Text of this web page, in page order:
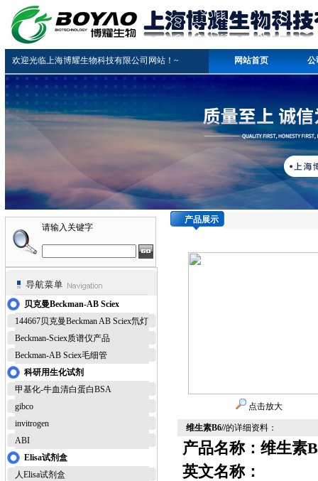
欢迎光临上海博耀生物科技有限公司网站！~ 网站首页 公
请输入关键字
贝克曼Beckman-AB Sciex
144667贝克曼Beckman AB Sciex氘灯
Beckman-Sciex质谱仪产品
Beckman-AB Sciex毛细管
科研用生化试剂
甲基化-牛血清白蛋白BSA
gibco
invitrogen
ABI
Elisa试剂盒
人Elisa试剂盒
产品展示
点击放大
维生素B6//的详细资料：
产品名称：维生素
英文名称：